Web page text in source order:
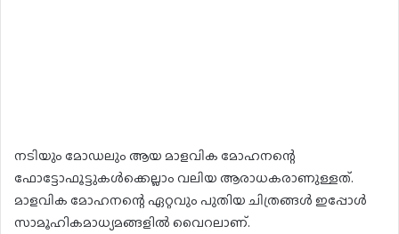
നടിയും മോഡലും ആയ മാളവിക മോഹനന്റെ
ഫോട്ടോഫൂട്ടുകള്‍ക്കെല്ലാം വലിയ ആരാധകരാണുള്ളത്.
മാളവിക മോഹനന്റെ ഏറ്റവും പുതിയ ചിത്രങ്ങള്‍ ഇപ്പോൾ
സാമൂഹികമാധ്യമങ്ങളില്‍ വൈറലാണ്.